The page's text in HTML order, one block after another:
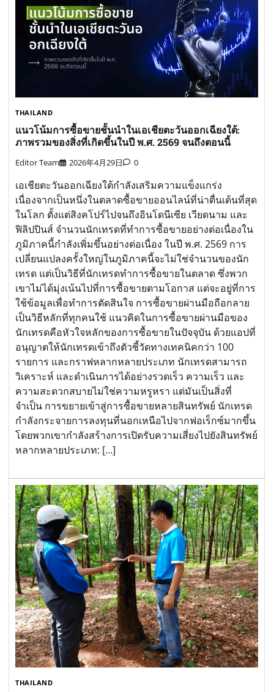
THAILAND
แนวโน้มการซื้อขายชั้นนำในเอเชียตะวันออกเฉียงใต้:
ภาพรวมของสิ่งที่เกิดขึ้นในปี พ.ศ. 2569 จนถึงตอนนี้
Editor Team 2026年4月29日 0
เอเชียตะวันออกเฉียงใต้กำลังเสริมความแข็งแกร่ง
เนื่องจากเป็นหนึ่งในตลาดซื้อขายออนไลน์ที่น่าตื่นเต้นที่สุด
ในโลก ตั้งแต่สิงคโปร์ไปจนถึงอินโดนีเซีย เวียดนาม และ
ฟิลิปปินส์ จำนวนนักเทรดที่ทำการซื้อขายอย่างต่อเนื่องใน
ภูมิภาคนี้กำลังเพิ่มขึ้นอย่างต่อเนื่อง ในปี พ.ศ. 2569 การ
เปลี่ยนแปลงครั้งใหญ่ในภูมิภาคนี้จะไม่ใช่จำนวนของนัก
เทรด แต่เป็นวิธีที่นักเทรดทำการซื้อขายในตลาด ซึ่งพวก
เขาไม่ได้มุ่งเน้นไปที่การซื้อขายตามโอกาส แต่จะอยู่ที่การ
ใช้ข้อมูลเพื่อทำการตัดสินใจ การซื้อขายผ่านมือถือกลาย
เป็นวิธีหลักที่ทุกคนใช้ แนวคิดในการซื้อขายผ่านมือของ
นักเทรดคือหัวใจหลักของการซื้อขายในปัจจุบัน ด้วยแอปที่
อนุญาตให้นักเทรดเข้าถึงตัวชี้วัดทางเทคนิคกว่า 100
รายการ และกราฟหลากหลายประเภท นักเทรดสามารถ
วิเคราะห์ และดำเนินการได้อย่างรวดเร็ว ความเร็ว และ
ความสะดวกสบายไม่ใช่ความหรูหรา แต่มันเป็นสิ่งที่
จำเป็น การขยายเข้าสู่การซื้อขายหลายสินทรัพย์ นักเทรด
กำลังกระจายการลงทุนที่นอกเหนือไปจากฟอเร็กซ์มากขึ้น
โดยพวกเขากำลังสร้างการเปิดรับความเสี่ยงไปยังสินทรัพย์
หลากหลายประเภท: […]
THAILAND